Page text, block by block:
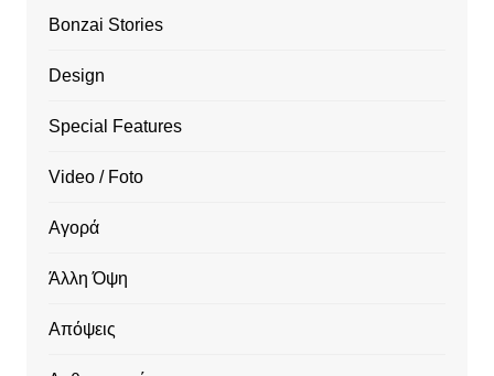
Bonzai Stories
Design
Special Features
Video / Foto
Αγορά
Άλλη Όψη
Απόψεις